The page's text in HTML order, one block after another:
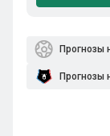
Прогнозы
Прогнозы